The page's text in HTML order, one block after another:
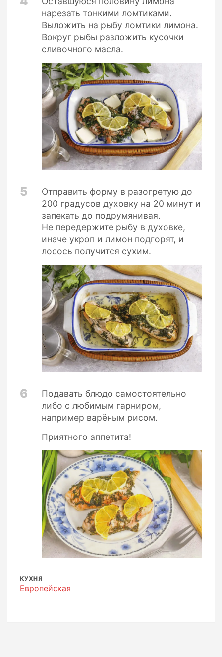
нарезать тонкими ломтиками.
Выложить на рыбу ломтики лимона.
Вокруг рыбы разложить кусочки
сливочного масла.
5
Отправить форму в разогретую до
200 градусов духовку на 20 минут и
запекать до подрумянивая.
Не передержите рыбу в духовке,
иначе укроп и лимон подгорят, и
лосось получится сухим.
6
Подавать блюдо самостоятельно
либо с любимым гарниром,
например варёным рисом.
Приятного аппетита!
КУХНЯ
Европейская